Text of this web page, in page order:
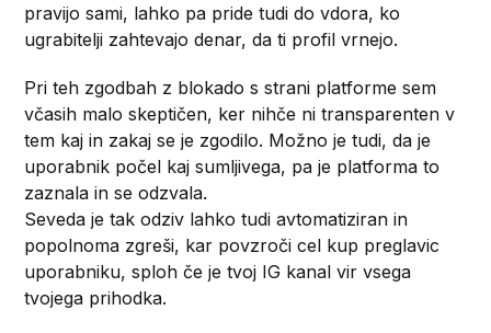
pravijo sami, lahko pa pride tudi do vdora, ko
ugrabitelji zahtevajo denar, da ti profil vrnejo.
Pri teh zgodbah z blokado s strani platforme sem
včasih malo skeptičen, ker nihče ni transparenten v
tem kaj in zakaj se je zgodilo. Možno je tudi, da je
uporabnik počel kaj sumljivega, pa je platforma to
zaznala in se odzvala.
Seveda je tak odziv lahko tudi avtomatiziran in
popolnoma zgreši, kar povzroči cel kup preglavic
uporabniku, sploh če je tvoj IG kanal vir vsega
tvojega prihodka.